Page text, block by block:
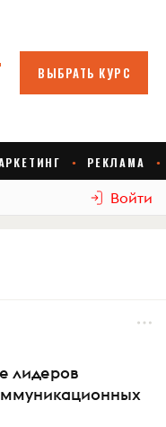
Войти
лидеров